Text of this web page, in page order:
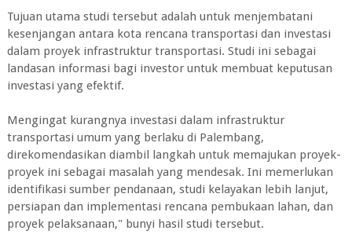
Tujuan utama studi tersebut adalah untuk menjembatani
kesenjangan antara kota rencana transportasi dan investasi
dalam proyek infrastruktur transportasi. Studi ini sebagai
landasan informasi bagi investor untuk membuat keputusan
investasi yang efektif.
Mengingat kurangnya investasi dalam infrastruktur
transportasi umum yang berlaku di Palembang,
direkomendasikan diambil langkah untuk memajukan proyek-
proyek ini sebagai masalah yang mendesak. Ini memerlukan
identifikasi sumber pendanaan, studi kelayakan lebih lanjut,
persiapan dan implementasi rencana pembukaan lahan, dan
proyek pelaksanaan," bunyi hasil studi tersebut.